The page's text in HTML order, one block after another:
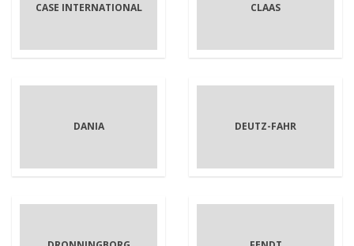
CASE INTERNATIONAL CLAAS
DANIA DEUTZ-FAHR